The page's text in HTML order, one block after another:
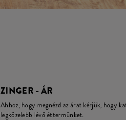
ZINGER - ÁR
Ahhoz, hogy megnézd az árat kérjük, hogy
legközelebb lévő éttermünket.